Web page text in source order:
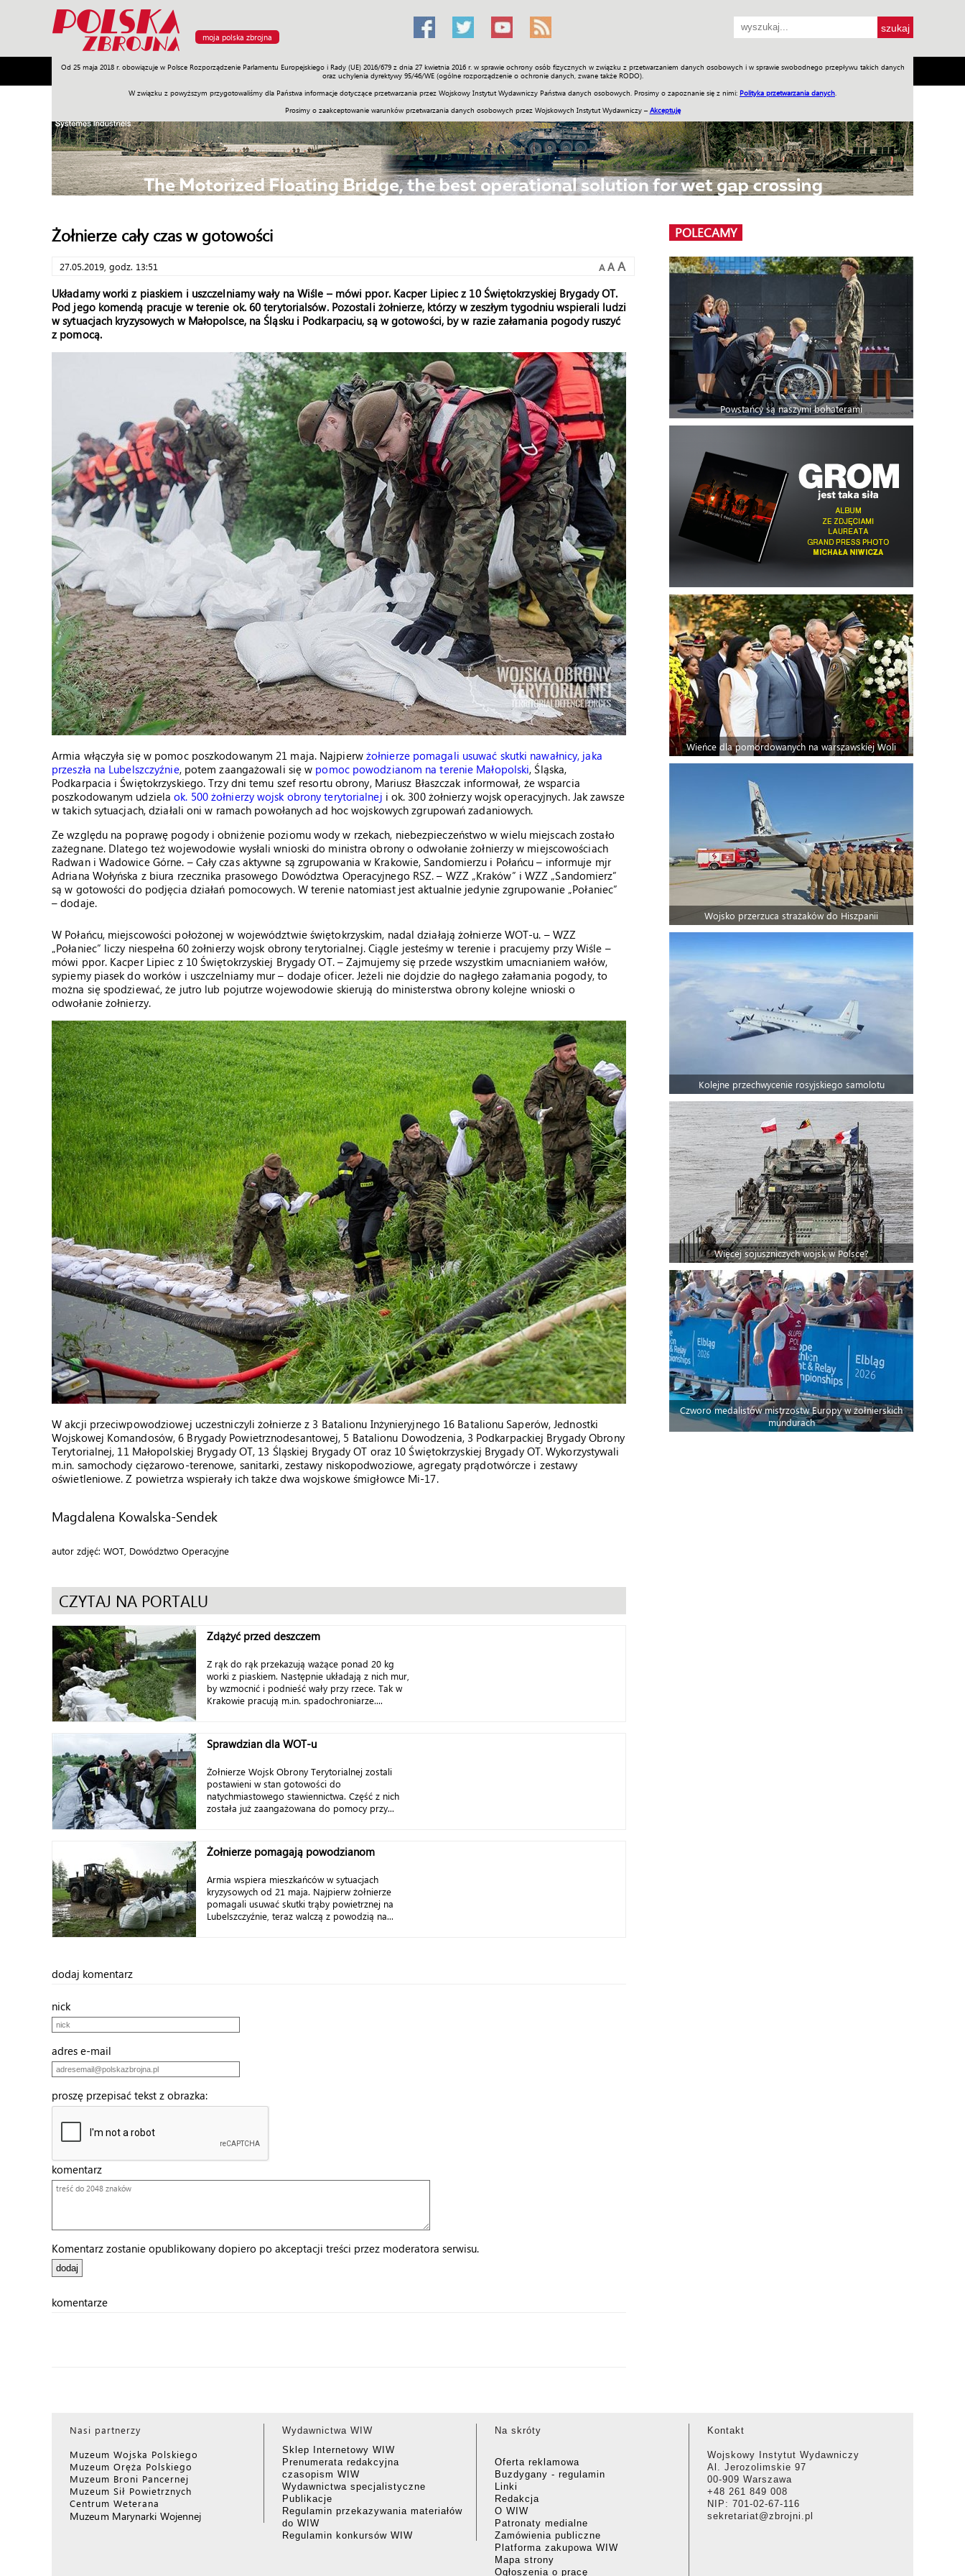
moja polska zbrojna
Od 25 maja 2018 r. obowiązuje w Polsce Rozporządzenie Parlamentu Europejskiego i Rady (UE) 2016/679 z dnia 27 kwietnia 2016 r. w sprawie ochrony osób fizycznych w związku z przetwarzaniem danych osobowych i w sprawie swobodnego przepływu takich danych
oraz uchylenia dyrektywy 95/46/WE (ogólne rozporządzenie o ochronie danych, zwane także RODO).
W związku z powyższym przygotowaliśmy dla Państwa informacje dotyczące przetwarzania przez Wojskowy Instytut Wydawniczy Państwa danych osobowych. Prosimy o zapoznanie się z nimi: Polityka przetwarzania danych
Prosimy o zaakceptowanie warunków przetwarzania danych osobowych przez Wojskowych Instytut Wydawniczy – Akceptuję
Armia Poligon Sprzęt Misje Polityka Prawo Świat Społeczność Sport Historia Galerie Wideo ENGLISH SKLEP Jednodniówki Praca w WIW
Żołnierze cały czas w gotowości
27.05.2019, godz. 13:51 A A A
Układamy worki z piaskiem i uszczelniamy wały na Wiśle – mówi ppor. Kacper Lipiec z 10 Świętokrzyskiej Brygady OT.
Pod jego komendą pracuje w terenie ok. 60 terytorialsów. Pozostali żołnierze, którzy w zeszłym tygodniu wspierali ludzi
w sytuacjach kryzysowych w Małopolsce, na Śląsku i Podkarpaciu, są w gotowości, by w razie załamania pogody ruszyć
z pomocą.
Armia włączyła się w pomoc poszkodowanym 21 maja. Najpierw żołnierze pomagali usuwać skutki nawałnicy, jaka
przeszła na Lubelszczyźnie, potem zaangażowali się w pomoc powodzianom na terenie Małopolski, Śląska,
Podkarpacia i Świętokrzyskiego. Trzy dni temu szef resortu obrony, Mariusz Błaszczak informował, że wsparcia
poszkodowanym udzielaok. 500 żołnierzy wojsk obrony terytorialnej i ok. 300 żołnierzy wojsk operacyjnych. Jak zawsze
w takich sytuacjach, działali oni w ramach powołanych ad hoc wojskowych zgrupowań zadaniowych.
Ze względu na poprawę pogody i obniżenie poziomu wody w rzekach, niebezpieczeństwo w wielu miejscach zostało
zażegnane. Dlatego też wojewodowie wysłali wnioski do ministra obrony o odwołanie żołnierzy w miejscowościach
Radwan i Wadowice Górne. – Cały czas aktywne są zgrupowania w Krakowie, Sandomierzu i Połańcu – informuje mjr
Adriana Wołyńska z biura rzecznika prasowego Dowództwa Operacyjnego RSZ. – WZZ „Kraków” i WZZ „Sandomierz”
są w gotowości do podjęcia działań pomocowych. W terenie natomiast jest aktualnie jedynie zgrupowanie „Połaniec”
– dodaje.
W Połańcu, miejscowości położonej w województwie świętokrzyskim, nadal działają żołnierze WOT-u. – WZZ
„Połaniec” liczy niespełna 60 żołnierzy wojsk obrony terytorialnej. Ciągle jesteśmy w terenie i pracujemy przy Wiśle –
mówi ppor. Kacper Lipiec z 10 Świętokrzyskiej Brygady OT. – Zajmujemy się przede wszystkim umacnianiem wałów,
sypiemy piasek do worków i uszczelniamy mur – dodaje oficer. Jeżeli nie dojdzie do nagłego załamania pogody, to
można się spodziewać, że jutro lub pojutrze wojewodowie skierują do ministerstwa obrony kolejne wnioski o
odwołanie żołnierzy.
W akcji przeciwpowodziowej uczestniczyli żołnierze z 3 Batalionu Inżynieryjnego 16 Batalionu Saperów, Jednostki
Wojskowej Komandosów, 6 Brygady Powietrznodesantowej, 5 Batalionu Dowodzenia, 3 Podkarpackiej Brygady Obrony
Terytorialnej, 11 Małopolskiej Brygady OT, 13 Śląskiej Brygady OT oraz 10 Świętokrzyskiej Brygady OT. Wykorzystywali
m.in. samochody ciężarowo-terenowe, sanitarki, zestawy niskopodwoziowe, agregaty prądotwórcze i zestawy
oświetleniowe. Z powietrza wspierały ich także dwa wojskowe śmigłowce Mi-17.
Magdalena Kowalska-Sendek
autor zdjęć: WOT, Dowództwo Operacyjne
CZYTAJ NA PORTALU
Zdążyć przed deszczem
Z rąk do rąk przekazują ważące ponad 20 kg
worki z piaskiem. Następnie układają z nich mur,
by wzmocnić i podnieść wały przy rzece. Tak w
Krakowie pracują m.in. spadochroniarze....
Sprawdzian dla WOT-u
Żołnierze Wojsk Obrony Terytorialnej zostali
postawieni w stan gotowości do
natychmiastowego stawiennictwa. Część z nich
została już zaangażowana do pomocy przy...
Żołnierze pomagają powodzianom
Armia wspiera mieszkańców w sytuacjach
kryzysowych od 21 maja. Najpierw żołnierze
pomagali usuwać skutki trąby powietrznej na
Lubelszczyźnie, teraz walczą z powodzią na...
dodaj komentarz
nick
adres e-mail
proszę przepisać tekst z obrazka:
komentarz
Komentarz zostanie opublikowany dopiero po akceptacji treści przez moderatora serwisu.
komentarze
POLECAMY
Powstańcy są naszymi bohaterami
Wieńce dla pomordowanych na warszawskiej Woli
Wojsko przerzuca strażaków do Hiszpanii
Kolejne przechwycenie rosyjskiego samolotu
Więcej sojuszniczych wojsk w Polsce?
Czworo medalistów mistrzostw Europy w żołnierskich
mundurach
Nasi partnerzy
Muzeum Wojska Polskiego
Muzeum Oręża Polskiego
Muzeum Broni Pancernej
Muzeum Sił Powietrznych
Centrum Weterana
Muzeum Marynarki Wojennej
Wydawnictwa WIW
Sklep Internetowy WIW
Prenumerata redakcyjna
czasopism WIW
Wydawnictwa specjalistyczne
Publikacje
Regulamin przekazywania materiałów
do WIW
Regulamin konkursów WIW
Na skróty
Oferta reklamowa
Buzdygany - regulamin
Linki
Redakcja
O WIW
Patronaty medialne
Zamówienia publiczne
Platforma zakupowa WIW
Mapa strony
Ogłoszenia o pracę
Kontakt
Wojskowy Instytut Wydawniczy
Al. Jerozolimskie 97
00-909 Warszawa
+48 261 849 008
NIP: 701-02-67-116
sekretariat@zbrojni.pl